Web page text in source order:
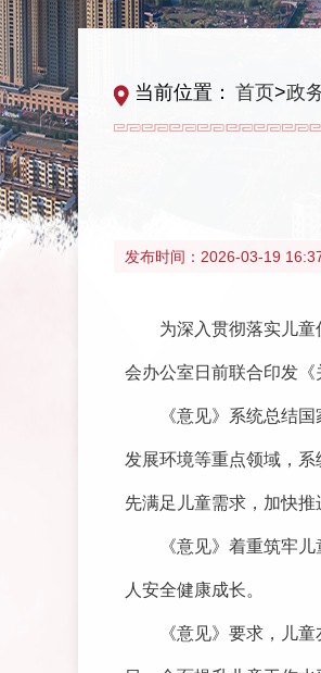
当前位置： 首页>政
发布时间： 2026-03-19
为深入贯彻落实儿
会办公室日前联合印发《
《意见》系统总结
发展环境等重点领域，
先满足儿童需求，加快
《意见》着重筑牢
人安全健康成长。
《意见》要求，儿